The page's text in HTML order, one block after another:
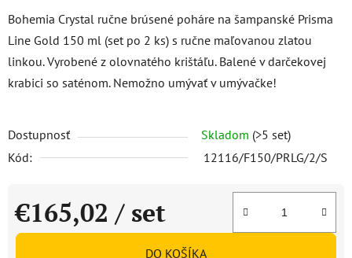
Bohemia Crystal ručne brúsené poháre na šampanské Prisma
Line Gold 150 ml (set po 2 ks) s ručne maľovanou zlatou
linkou. Vyrobené z olovnatého krištáľu. Balené v darčekovej
krabici so saténom. Nemožno umývať v umývačke!
Dostupnosť Skladom (>5 set)
Kód:
12116/F150/PRLG/2/S
€165,02 / set
Jednotková cena:
DO KOŠÍKA